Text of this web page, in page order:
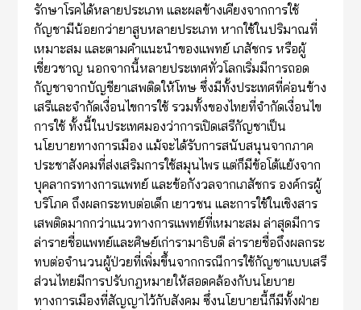
รักษาโรคได้หลายประเภท และผลข้างเคียงจากการใช้
กัญชามีน้อยกว่ายาสูบหลายประเภท หากใช้ในปริมาณที่
เหมาะสม และตามคำแนะนำของแพทย์ เภสัชกร หรือผู้
เชี่ยวชาญ นอกจากนี้หลายประเทศทั่วโลกเริ่มมีการถอด
กัญชาจากบัญชียาเสพติดให้โทษ ซึ่งมีทั้งประเทศที่ค่อนข้าง
เสรีและจำกัดเงื่อนไขการใช้ รวมทั้งของไทยที่จำกัดเงื่อนไข
การใช้ ทั้งนี้ในประเทศมองว่าการเปิดเสรีกัญชาเป็น
นโยบายทางการเมือง แม้จะได้รับการสนับสนุนจากภาค
ประชาสังคมที่ส่งเสริมการใช้สมุนไพร แต่ก็มีข้อโต้แย้งจาก
บุคลากรทางการแพทย์ และข้อกังวลจากเภสัชกร องค์กรผู้
บริโภค ถึงผลกระทบต่อเด็ก เยาวชน และการใช้ในเชิงสาร
เสพติดมากกว่าแนวทางการแพทย์ที่เหมาะสม ล่าสุดมีการ
ล่ารายชื่อแพทย์และศิษย์เก่ารามาธิบดี ล่ารายชื่อถึงผลกระ
ทบต่อจำนวนผู้ป่วยที่เพิ่มขึ้นจากกรณีการใช้กัญชาแบบเสรี
ส่วนไทยมีการปรับกฎหมายให้สอดคล้องกับนโยบาย
ทางการเมืองที่สัญญาไว้กับสังคม ซึ่งนโยบายนี้ก็มีทั้งฝ่าย